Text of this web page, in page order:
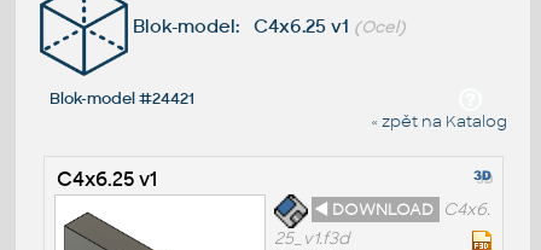
Blok-model: C4x6.25 v1 (Ocel)
Blok-model #24421
« zpět na Katalog
C4x6.25 v1
◄ DOWNLOAD
C4x6.
25_v1.f3d